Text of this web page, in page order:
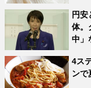
円
体。
中」
4ス
ンで